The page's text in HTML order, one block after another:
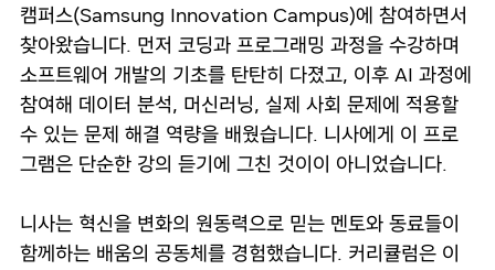
캠퍼스(Samsung Innovation Campus)에 참여하면서
찾아왔습니다. 먼저 코딩과 프로그래밍 과정을 수강하며
소프트웨어 개발의 기초를 탄탄히 다졌고, 이후 AI 과정에
참여해 데이터 분석, 머신러닝, 실제 사회 문제에 적용할
수 있는 문제 해결 역량을 배웠습니다. 니사에게 이 프로
그램은 단순한 강의 듣기에 그친 것이이 아니었습니다.
니사는 혁신을 변화의 원동력으로 믿는 멘토와 동료들이
함께하는 배움의 공동체를 경험했습니다. 커리큘럼은 이